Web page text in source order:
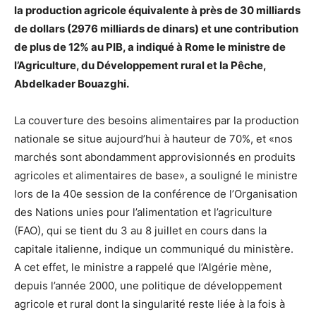
la production agricole équivalente à près de 30 milliards
de dollars (2976 milliards de dinars) et une contribution
de plus de 12% au PIB, a indiqué à Rome le ministre de
l’Agriculture, du Développement rural et la Pêche,
Abdelkader Bouazghi.
La couverture des besoins alimentaires par la production
nationale se situe aujourd’hui à hauteur de 70%, et «nos
marchés sont abondamment approvisionnés en produits
agricoles et alimentaires de base», a souligné le ministre
lors de la 40e session de la conférence de l’Organisation
des Nations unies pour l’alimentation et l’agriculture
(FAO), qui se tient du 3 au 8 juillet en cours dans la
capitale italienne, indique un communiqué du ministère.
A cet effet, le ministre a rappelé que l’Algérie mène,
depuis l’année 2000, une politique de développement
agricole et rural dont la singularité reste liée à la fois à